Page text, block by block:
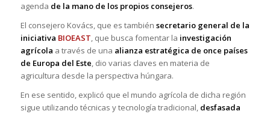
agenda de la mano de los propios consejeros.
El consejero Kovács, que es también secretario general de la
iniciativa BIOEAST, que busca fomentar la investigación
agrícola a través de una alianza estratégica de once países
de Europa del Este, dio varias claves en materia de
agricultura desde la perspectiva húngara.
En ese sentido, explicó que el mundo agrícola de dicha región
sigue utilizando técnicas y tecnología tradicional, desfasada